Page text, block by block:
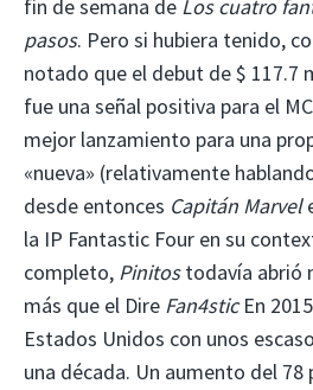
fin de semana de Los cuatro
pasos. Pero si hubiera tenido,
notado que el debut de $ 117.7
fue una señal positiva para el
mejor lanzamiento para una
«nueva» (relativamente
desde entonces Capitán Marvel
la IP Fantastic Four en su
completo, Pinitostodavía abrió
más que el Dire Fan4sticEn
Estados Unidos con unos
una década. Un aumento del 78